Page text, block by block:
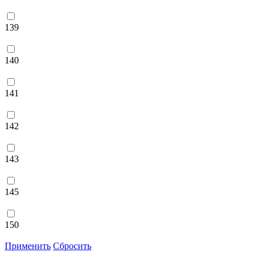
139
140
141
142
143
145
150
Применить Сбросить